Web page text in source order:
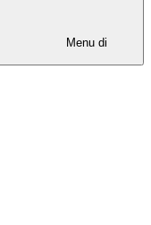
Menu di